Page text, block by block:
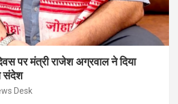
पर मंत्री राजेश अग्रवाल ने दिया
संदेश
Desk